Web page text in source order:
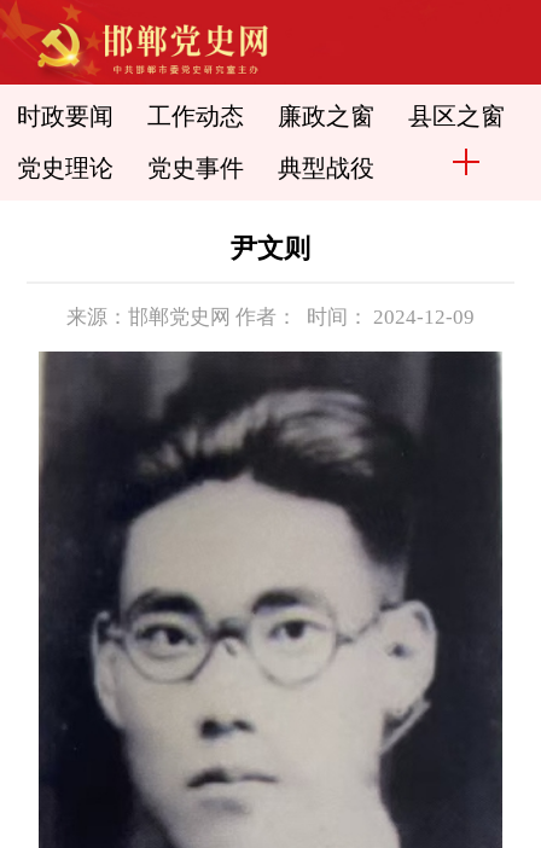
时政要闻 工作动态 廉政之窗 县区之窗
党史理论 党史事件 典型战役
尹文则
来源：邯郸党史网 作者： 时间： 2024-12-09